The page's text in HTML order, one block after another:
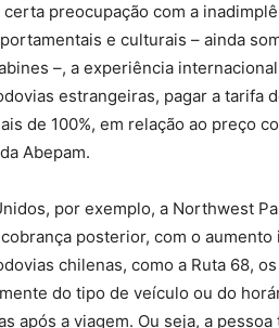
certa preocupação com a
e culturais – ainda
–, a experiência
estrangeiras, pagar a tarifa
de 100%, em relação ao preço
Abepam.
por exemplo, a Northwest
posterior, com o
chilenas, como a Ruta 68,
do tipo de veículo ou do
após a viagem. Ou seja, a